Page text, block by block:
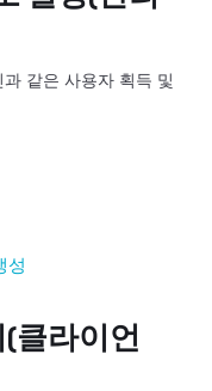
같은 사용자 획득 및
성
클라이언